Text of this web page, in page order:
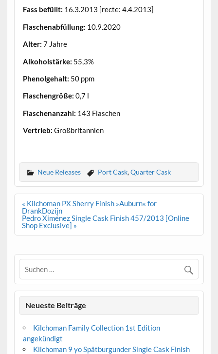
Fass befüllt: 16.3.2013 [recte: 4.4.2013]
Flaschenabfüllung: 10.9.2020
Alter: 7 Jahre
Alkoholstärke: 55,3%
Phenolgehalt: 50 ppm
Flaschengröße: 0,7 l
Flaschenanzahl: 143 Flaschen
Vertrieb: Großbritannien
Neue Releases Port Cask,Quarter Cask
Beitrags-
Navigation
« Kilchoman PX Sherry Finish »Auburn« for
DrankDozijn
Pedro Ximénez Single Cask Finish 457/2013 [Online
Shop Exclusive] »
Neueste Beiträge
Kilchoman Family Collection 1st Edition
angekündigt
Kilchoman 9 yo Spätburgunder Single Cask Finish